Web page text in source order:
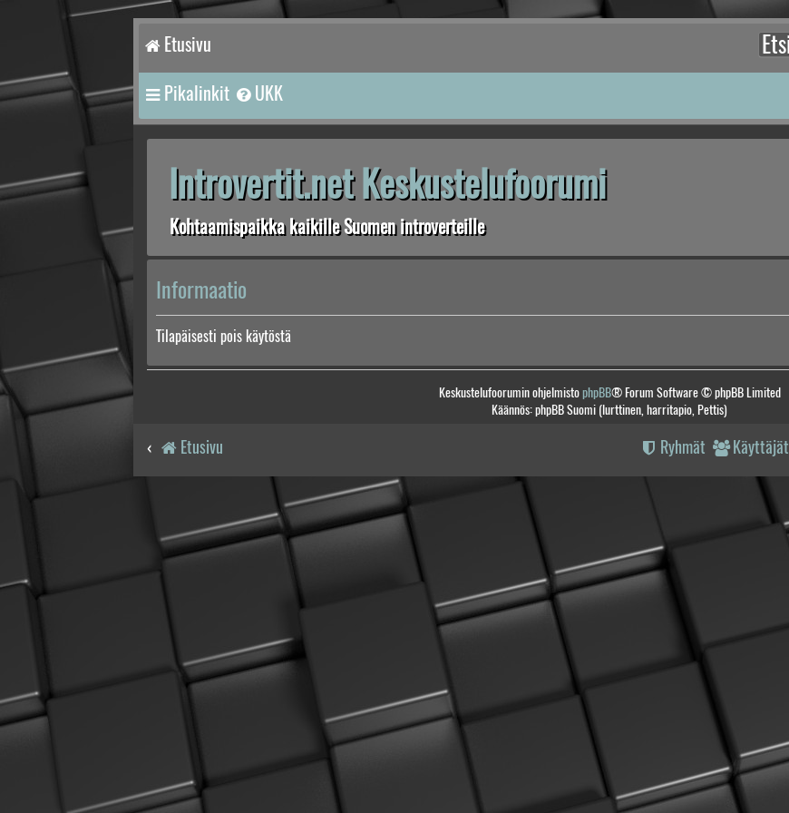
Etusivu
Pikalinkit UKK
Introvertit.net Keskustelufoorumi
Kohtaamispaikka kaikille Suomen introverteille
Informaatio
Tilapäisesti pois käytöstä
Keskustelufoorumin ohjelmistophpBB® Forum Software © phpBB Limited
Käännös: phpBB Suomi (lurttinen, harritapio, Pettis)
Etusivu Käyttäjät
Ryhmät